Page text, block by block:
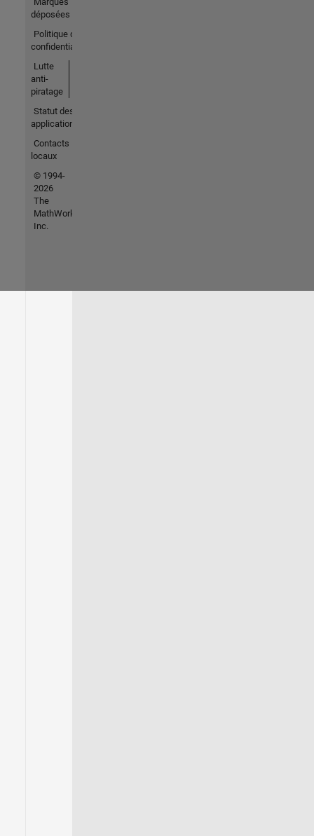
déposées
Politique de
confidentialité
Lutte
anti-
piratage
Statut des
applications
Contacts
locaux
© 1994-
2026
The
MathWorks,
Inc.